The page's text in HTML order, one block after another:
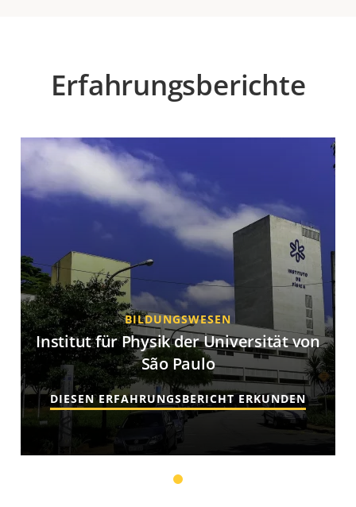
Erfahrungsberichte
BILDUNGSWESEN
Institut für Physik der Universität von
São Paulo
DIESEN ERFAHRUNGSBERICHT ERKUNDEN